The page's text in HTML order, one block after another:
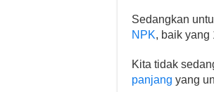
Sedangkan
NPK, baik yang
Kita tidak
panjang yang